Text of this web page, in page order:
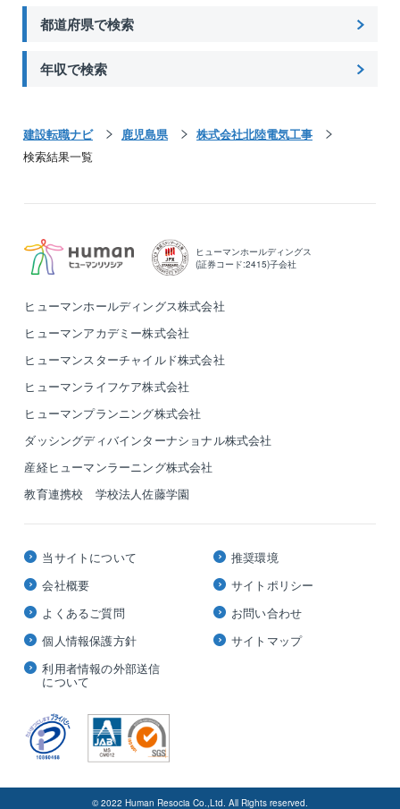
都道府県で検索
年収で検索
建設転職ナビ 鹿児島県
株式会社北陸電気工事
検索結果一覧
ヒューマンホールディングス
(証券コード:2415)子会社
ヒューマンホールディングス株式会社
ヒューマンアカデミー株式会社
ヒューマンスターチャイルド株式会社
ヒューマンライフケア株式会社
ヒューマンプランニング株式会社
ダッシングディバインターナショナル株式会社
産経ヒューマンラーニング株式会社
教育連携校 学校法人佐藤学園
当サイトについて
会社概要
よくあるご質問
個人情報保護方針
利用者情報の外部送信
について
推奨環境
サイトポリシー
お問い合わせ
サイトマップ
© 2022 Human Resocia Co.,Ltd. All Rights reserved.